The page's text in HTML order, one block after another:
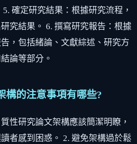
確定研究結果：根據研究流程，
究結果。 6. 撰寫研究報告：根據
，包括緒論、文獻綜述、研究方
論等部分。
構的注意事項有哪些?
性研究論文架構應該簡潔明瞭，
者感到困惑。 2. 避免架構過於鬆